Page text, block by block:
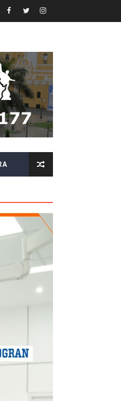
familia
2026
de 2026
en casa
FIESTAS PATRIAS DE